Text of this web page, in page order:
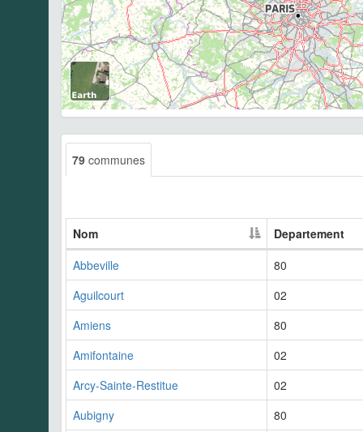
79 communes
Nom
Departement
Abbeville
80
Aguilcourt
02
Amiens
80
Amifontaine
02
Arcy-Sainte-Restitue
02
Aubigny
80